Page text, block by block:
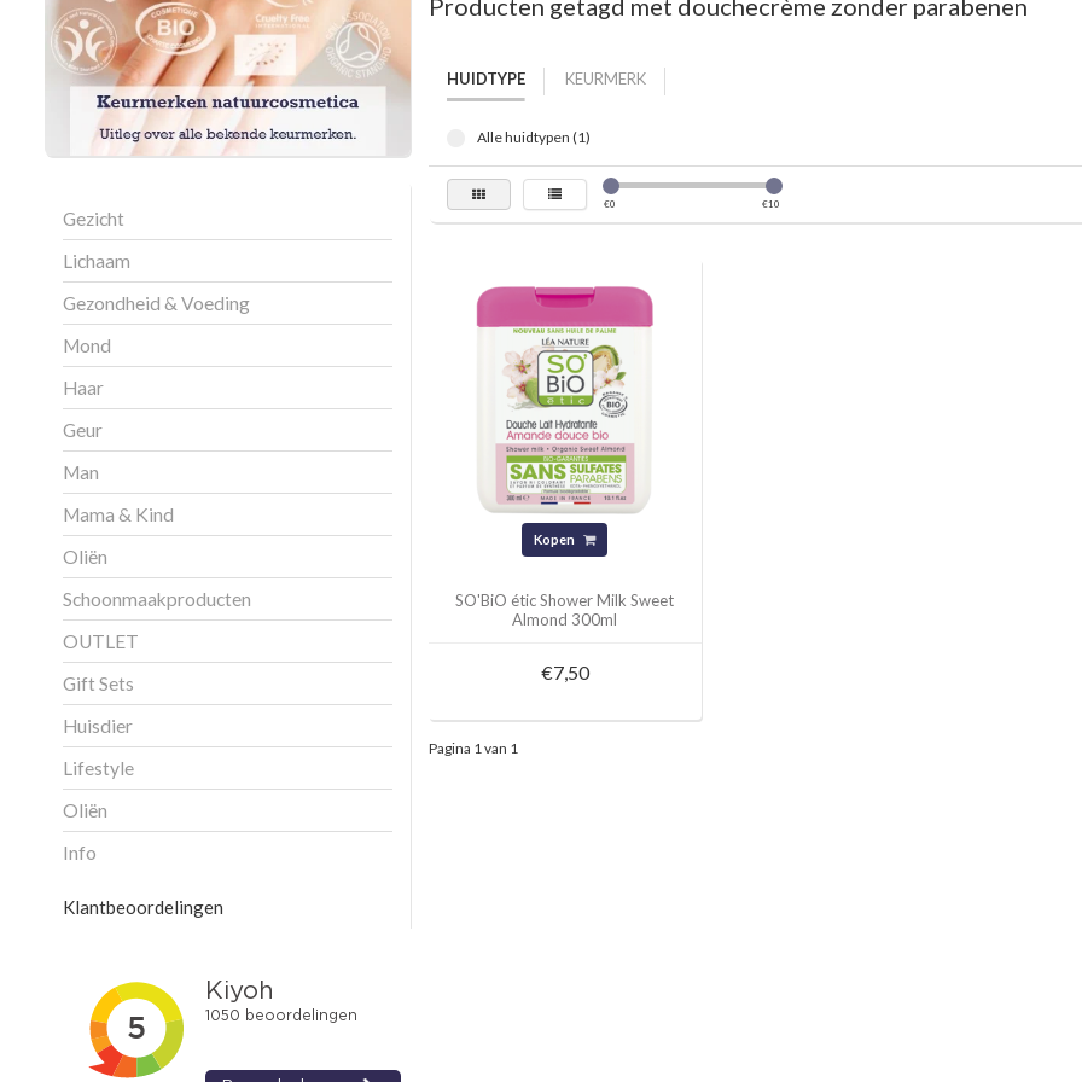
Gezicht
Lichaam
Gezondheid & Voeding
Mond
Haar
Geur
Man
Mama & Kind
Oliën
Schoonmaakproducten
OUTLET
Gift Sets
Huisdier
Lifestyle
Oliën
Info
Klantbeoordelingen
Producten getagd met douchecrème zonder parabenen
HUIDTYPE KEURMERK
Alle huidtypen (1)
€0 €10
Kopen
SO'BiO étic Shower Milk Sweet
Almond 300ml
€7,50
Pagina 1 van 1